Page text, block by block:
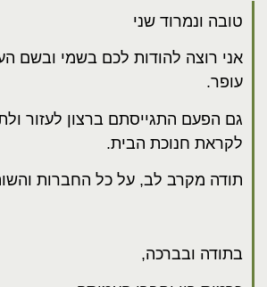
טובה ונמרוד שני
אני רוצה להודות לכם בשמי ובשם
עופר.
גם הפעם התגייסתם ברצון לעזור
לקראת חנוכת הבית.
תודה מקרב לב, על כל החברות
בתודה ובברכה,